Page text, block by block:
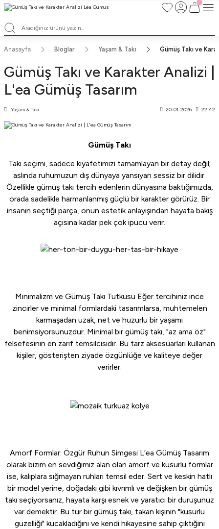
TÜM ALIŞVERİŞLERDE ÜCRETSİZ KARGO ve TAKSİT İMKANLARI
L'EA'NIN BÜYÜLÜ DÜNYASINA HOŞ GELDİNİZ
HER BİR L'EA ÖMÜR BOYU SAKLAYACAĞINIZ ANLAMLI BİR PARÇA
TEK ÜRETİM EL YAPIMI TASARIMLAR
Anasayfa Bloglar Yaşam & Takı Gümüş Takı ve
Gümüş Takı ve Karakter Analizi |
L'ea Gümüş Tasarım
Yaşam & Takı 20-01-2026 22:42
Gümüş Takı
Takı seçimi, sadece kıyafetimizi tamamlayan bir detay değil;
aslında ruhumuzun dış dünyaya yansıyan sessiz bir dilidir.
Özellikle gümüş takı tercih edenlerin dünyasına baktığımızda,
orada sadelikle harmanlanmış güçlü bir karakter görürüz. Bir
insanın seçtiği parça, onun estetik anlayışından hayata bakış
açısına kadar pek çok ipucu verir.
Minimalizm ve Gümüş Takı Tutkusu Eğer tercihiniz ince
zincirler ve minimal formlardaki tasarımlarsa, muhtemelen
karmaşadan uzak, net ve huzurlu bir yaşamı
benimsiyorsunuzdur. Minimal bir gümüş takı, "az ama öz"
felsefesinin en zarif temsilcisidir. Bu tarz aksesuarları kullanan
kişiler, gösterişten ziyade özgünlüğe ve kaliteye değer
verirler.
Amorf Formlar: Özgür Ruhun Simgesi L’ea Gümüş Tasarım
olarak bizim en sevdiğimiz alan olan amorf ve kusurlu formlar
ise, kalıplara sığmayan ruhları temsil eder. Sert ve keskin hatlı
bir model yerine, doğadaki gibi kıvrımlı ve değişken bir gümüş
takı seçiyorsanız, hayata karşı esnek ve yaratıcı bir duruşunuz
var demektir. Bu tür bir gümüş takı, takan kişinin "kusurlu
güzelliği" kucakladığını ve kendi hikayesine sahip çıktığını